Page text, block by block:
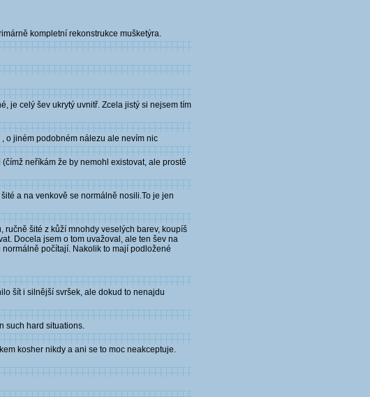
kompletní rekonstrukce mušketýra.
je celý šev ukrytý uvnitř. Zcela jistý si nejsem tím
o jiném podobném nálezu ale nevím nic
neříkám že by nemohl existovat, ale prostě
a na venkově se normálně nosili.To je jen
šité z kůží mnohdy veselých barev, koupíš
Docela jsem o tom uvažoval, ale ten šev na
počítají. Nakolik to mají podložené
šít i silnější svršek, ale dokud to nenajdu
such hard situations.
kosher nikdy a ani se to moc neakceptuje.